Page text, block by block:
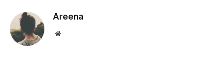
Areena
Website